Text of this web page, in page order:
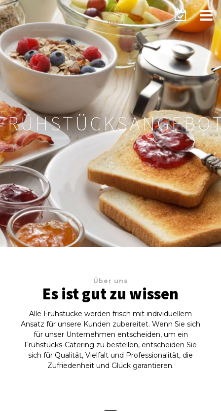
Über uns
Es ist gut zu wissen
Alle Frühstücke werden frisch mit individuellem
Ansatz für unsere Kunden zubereitet. Wenn Sie sich
für unser Unternehmen entscheiden, um ein
Frühstücks-Catering zu bestellen, entscheiden Sie
sich für Qualität, Vielfalt und Professionalität, die
Zufriedenheit und Glück garantieren.